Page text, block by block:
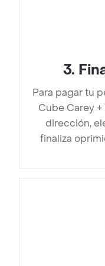
3.
Para pagar tu
Cube Carey
dirección,
finaliza